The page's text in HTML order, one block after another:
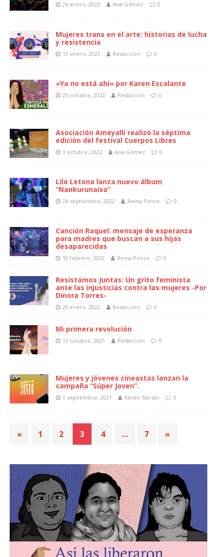
26 enero, 2023 Ana Gómez 0
Mujeres trans en el arte: historias de lucha
y resistencia
13 enero, 2023 Redacción 0
«Ya no está ahí» por Karen Escalante
25 octubre, 2022 Redacción 0
Asociación Ameyalli realizó la séptima
edición del festival Cuerpos Libres
3 octubre, 2022 Ana Gómez 0
Lilo Letona lanza nuevo álbum
“Nankurunaisa”
24 septiembre, 2022 Reina Ponce 0
Canción Raquel: mensaje de esperanza
para madres que buscan a sus hijas
desaparecidas
10 febrero, 2022 Reina Ponce 0
Resistamos Juntas: Un grito feminista
ante las injusticias contra las mujeres -Por
Dinora Torres-
20 enero, 2022 Redacción 0
Mi primera revolución
13 octubre, 2021 Redacción 0
Mujeres y jóvenes cineastas lanzan la
campaña “Súper Joven”.
1 septiembre, 2021 Karen Sibrián 0
« 1 2 3 4 … 7 »